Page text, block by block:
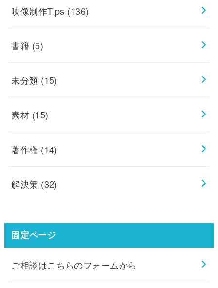
映像制作Tips (136)
書籍 (5)
未分類 (15)
素材 (15)
著作権 (14)
解決策 (32)
固定ページ
ご相談はこちらのフォームから